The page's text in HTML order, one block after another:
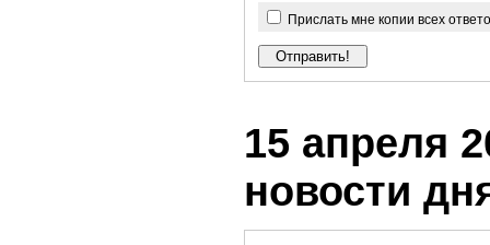
Прислать мне копии всех
15 апреля
новости